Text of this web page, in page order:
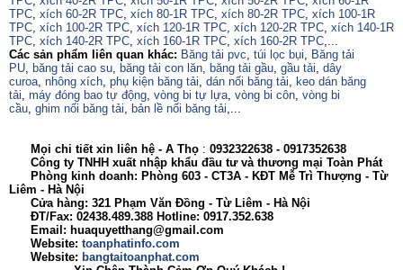
TPC, xích 60-2R TPC, xích 80-1R TPC, xích 80-2R TPC, xích 100-1R
TPC, xích 100-2R TPC, xích 120-1R TPC, xích 120-2R TPC, xích 140-1R
TPC, xích 140-2R TPC, xích 160-1R TPC, xích 160-2R TPC,...
Các sản phẩm liên quan khác: Băng tải pvc, túi lọc bụi, Băng tải
PU, băng tải cao su, băng tải con lăn, băng tải gầu, gầu tải, dây
curoa, nhông xích, phụ kiện băng tải, dán nối băng tải, keo dán băng
tải, máy đóng bao tự động, vòng bi tự lựa, vòng bi côn, vòng bi
cầu, ghim nối băng tải, bản lề nối băng tải,...
Mọi chi tiết xin liên hệ - A Thọ : 0932322638 - 0917352638
Công ty TNHH xuất nhập khẩu đầu tư và thương mại Toàn Phát
Phòng kinh doanh: Phòng 603 - CT3A - KĐT Mễ Trì Thượng - Từ
Liêm - Hà Nội
Cửa hàng: 321 Phạm Văn Đồng - Từ Liêm - Hà Nội
ĐT/Fax: 02438.489.388 Hotline: 0917.352.638
Email: huaquyetthang@gmail.com
Website: toanphatinfo.com
Website: bangtaitoanphat.com